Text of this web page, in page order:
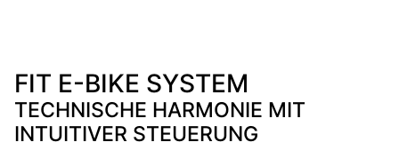
FIT E-BIKE SYSTEM
TECHNISCHE HARMONIE MIT
INTUITIVER STEUERUNG